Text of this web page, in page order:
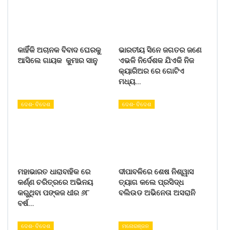
କାହିଁକି ଅଚାନକ ବିବାଦ ଘେରକୁ
ଆସିଲେ ଗାୟକ କୁମାର ସାନୁ
ଭାରତୀୟ ସିନେ ଜଗତର ଜଣେ
ଏଭଳି ନିର୍ଦେଶକ ଯିଏକି ନିଜ
କ୍ୟାରିଅର ରେ ଗୋଟିଏ
ମଧ୍ୟ…
ଦେଶ- ବିଦେଶ
ମହାଭାରତ ଧାରାବାହିକ ରେ
କର୍ଣ୍ଣ ଚରିତ୍ରରେ ଅଭିନୟ
କରୁଥିବା ପଙ୍କଜ ଧୀର ୬୮
ବର୍ଷ…
ଦେଶ- ବିଦେଶ
ଦୀପାବଳିରେ ଶେଷ ନିଶ୍ୱାସ
ତ୍ୟାଗ କଲେ ପ୍ରସିଦ୍ଧ
ବଲିଉଡ ଅଭିନେତା ଅସରାନି
ଦେଶ- ବିଦେଶ ମନୋରଞ୍ଜନ